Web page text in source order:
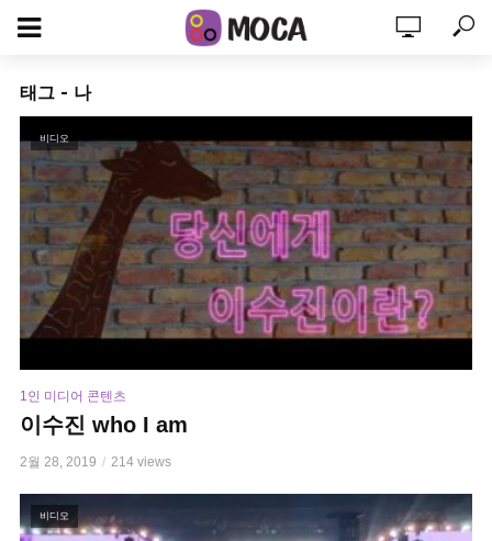
태그 - 나
비디오
1인 미디어 콘텐츠
이수진 who I am
2월 28, 2019 214 views
비디오